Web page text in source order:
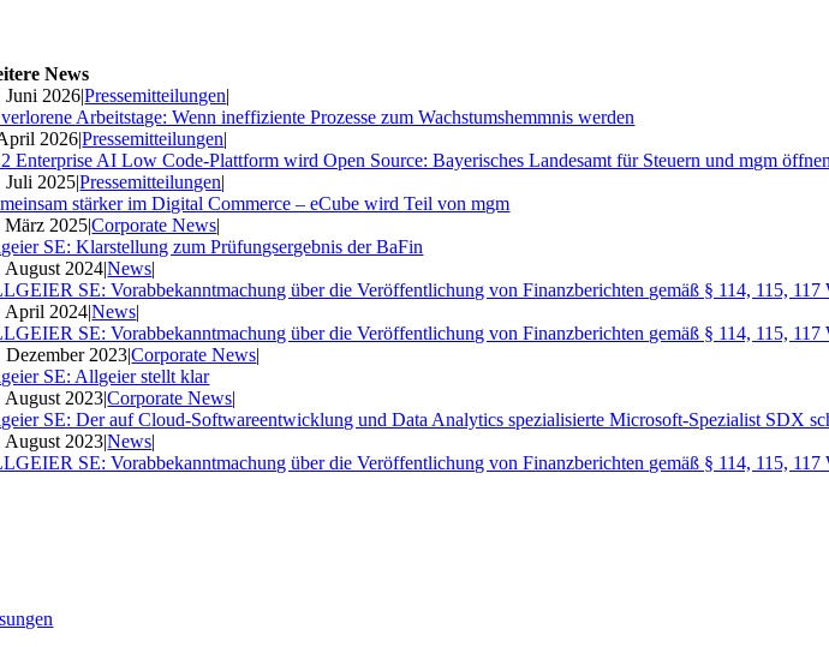
News
Juni 2026|Pressemitteilungen|
Arbeitstage: Wenn ineffiziente Prozesse zum Wachstumshemmnis werden
2026|Pressemitteilungen|
Enterprise AI Low Code-Plattform wird Open Source: Bayerisches Landesamt für Steuern und mgm
Juli 2025|Pressemitteilungen|
stärker im Digital Commerce – eCube wird Teil von mgm
März 2025|Corporate News|
SE: Klarstellung zum Prüfungsergebnis der BaFin
August 2024|News|
SE: Vorabbekanntmachung über die Veröffentlichung von Finanzberichten gemäß § 114, 115, 117
April 2024|News|
SE: Vorabbekanntmachung über die Veröffentlichung von Finanzberichten gemäß § 114, 115, 117
Dezember 2023|Corporate News|
SE: Allgeier stellt klar
August 2023|Corporate News|
SE: Der auf Cloud-Softwareentwicklung und Data Analytics spezialisierte Microsoft-Spezialist SDX
August 2023|News|
SE: Vorabbekanntmachung über die Veröffentlichung von Finanzberichten gemäß § 114, 115, 117